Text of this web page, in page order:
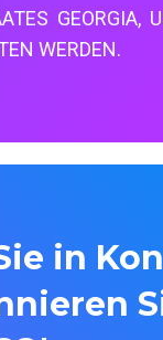
GEORGIA,
WERDEN.
in